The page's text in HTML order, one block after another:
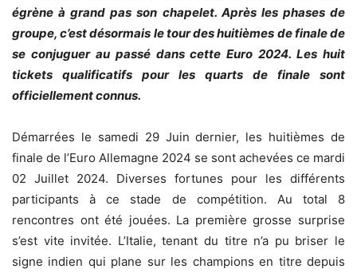
égrène à grand pas son chapelet. Après les phases de
groupe, c’est désormais le tour des huitièmes de finale de
se conjuguer au passé dans cette Euro 2024. Les huit
tickets qualificatifs pour les quarts de finale sont
officiellement connus.
Démarrées le samedi 29 Juin dernier, les huitièmes de
finale de l’Euro Allemagne 2024 se sont achevées ce mardi
02 Juillet 2024. Diverses fortunes pour les différents
participants à ce stade de compétition. Au total 8
rencontres ont été jouées. La première grosse surprise
s’est vite invitée. L’Italie, tenant du titre n’a pu briser le
signe indien qui plane sur les champions en titre depuis